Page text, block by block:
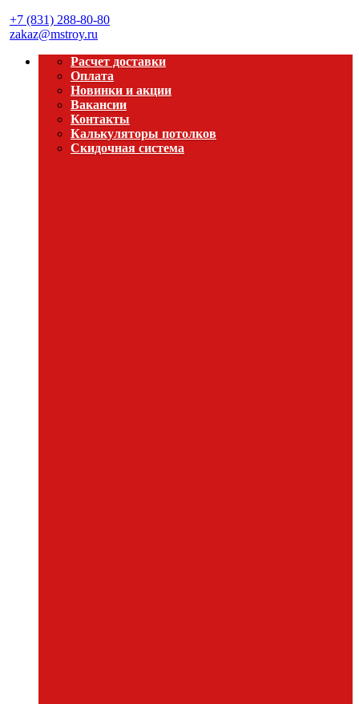
+7 (831) 288-80-80
zakaz@mstroy.ru
Расчет доставки
Оплата
Новинки и акции
Вакансии
Контакты
Калькуляторы потолков
Скидочная система